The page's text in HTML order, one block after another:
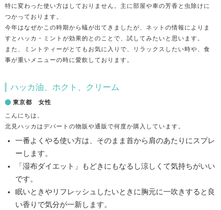
特に変わった使い方はしておりません。主に部屋や車の芳香と虫除けに
つかっております。
今年はなぜかこの時期から蟻が出てきましたが、ネットの情報によりま
すとハッカ・ミントが効果的とのことで、試してみたいと思います。
また、ミントティーがとてもお気に入りで、リラックスしたい時や、食
事が重いメニューの時に愛飲しております。
ハッカ油、ホクト、クリーム
東京都 女性
こんにちは。
北見ハッカはデパートの物販や通販で何度か購入しています。
一番よくやる使い方は、そのまま首から肩のあたりにスプレ
ーします。
「湿布ダイエット」もどきにもなるし涼しくて気持ちがいい
です。
眠いときやリフレッシュしたいときに胸元に一吹きすると良
い香りで気分が一新します。